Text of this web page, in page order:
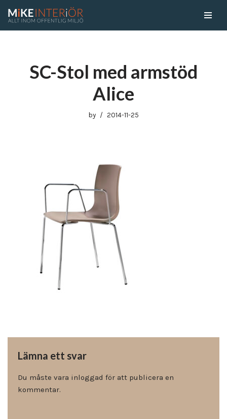
SC-Stol med armstöd
Alice
by 2014-11-25
Lämna ett svar
Du måste vara inloggad för att publicera en
kommentar.